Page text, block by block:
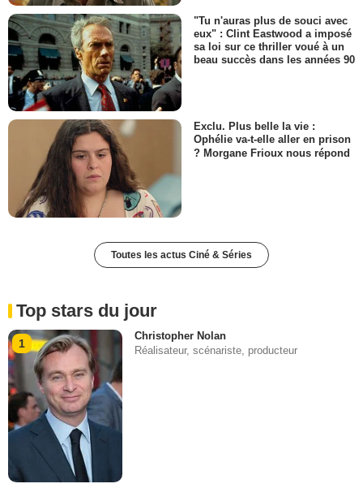
"Tu n'auras plus de souci avec
eux" : Clint Eastwood a imposé
sa loi sur ce thriller voué à un
beau succès dans les années 90
Exclu. Plus belle la vie :
Ophélie va-t-elle aller en prison
? Morgane Frioux nous répond
Toutes les actus Ciné & Séries
Top stars du jour
1
Christopher Nolan
Réalisateur, scénariste, producteur